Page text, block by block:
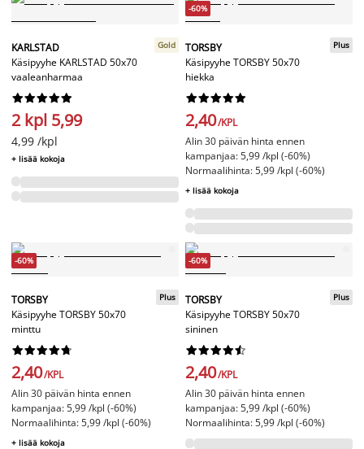
KARLSTAD
Käsipyyhe KARLSTAD 50x70
vaaleanharmaa
Gold






2 kpl 5,99
4,99 /kpl
+ lisää kokoja
-60%
TORSBY
Käsipyyhe TORSBY 50x70
hiekka
Plus






2,40/KPL
Alin 30 päivän hinta ennen
kampanjaa: 5,99 /kpl (-60%)
Normaalihinta: 5,99 /kpl (-60%)
+ lisää kokoja
-60%
TORSBY
Käsipyyhe TORSBY 50x70
minttu
Plus






2,40/KPL
Alin 30 päivän hinta ennen
kampanjaa: 5,99 /kpl (-60%)
Normaalihinta: 5,99 /kpl (-60%)
+ lisää kokoja
-60%
TORSBY
Käsipyyhe TORSBY 50x70
sininen
Plus






2,40/KPL
Alin 30 päivän hinta ennen
kampanjaa: 5,99 /kpl (-60%)
Normaalihinta: 5,99 /kpl (-60%)